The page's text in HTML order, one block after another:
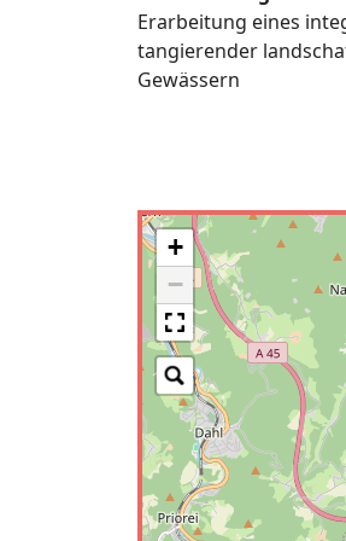
Erarbeitung eines
tangierender
Gewässern